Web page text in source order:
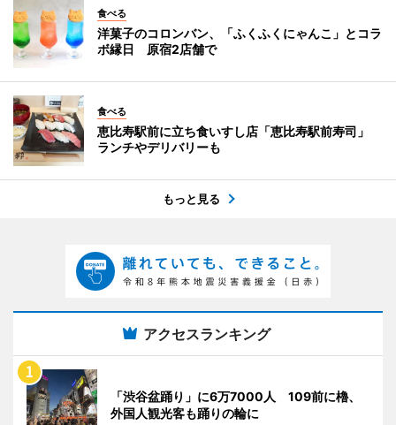
食べる
洋菓子のコロンバン、「ふくふくにゃんこ」とコラ
ボ縁日 原宿2店舗で
食べる
恵比寿駅前に立ち食いすし店「恵比寿駅前寿司」
ランチやデリバリーも
もっと見る
アクセスランキング
「渋谷盆踊り」に6万7000人 109前に櫓、
外国人観光客も踊りの輪に